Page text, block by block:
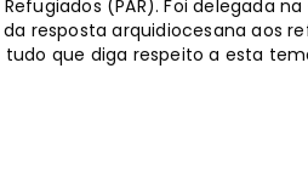
(PAR). Foi delegada
resposta arquidiocesana aos
tudo que diga respeito a esta